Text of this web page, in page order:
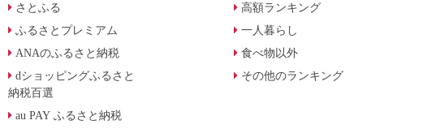
さとふる
ふるさとプレミアム
ANAのふるさと納税
dショッピングふるさと
納税百選
au PAY ふるさと納税
高額ランキング
一人暮らし
食べ物以外
その他のランキング